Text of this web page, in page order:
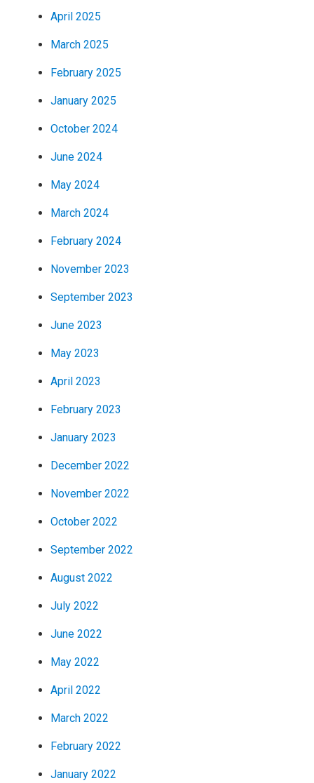
April 2025
March 2025
February 2025
January 2025
October 2024
June 2024
May 2024
March 2024
February 2024
November 2023
September 2023
June 2023
May 2023
April 2023
February 2023
January 2023
December 2022
November 2022
October 2022
September 2022
August 2022
July 2022
June 2022
May 2022
April 2022
March 2022
February 2022
January 2022